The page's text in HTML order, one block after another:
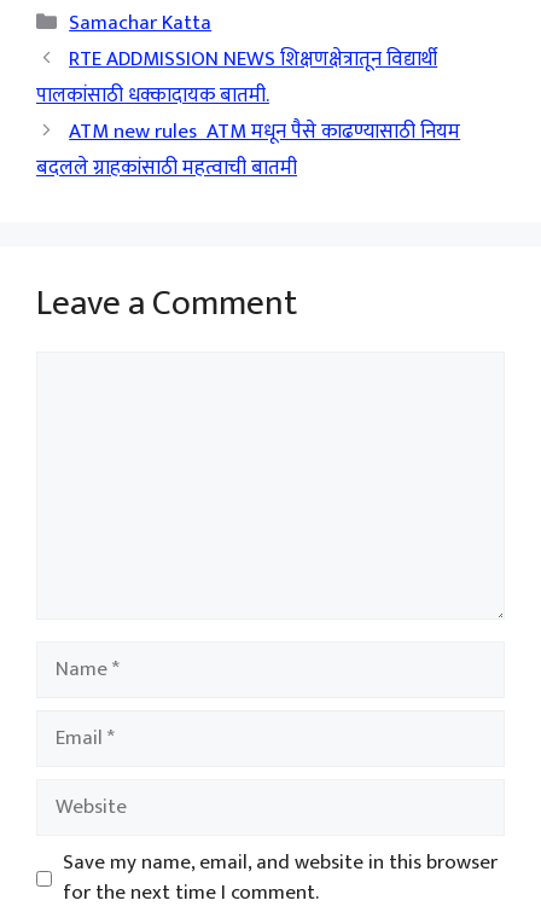
Categories
Samachar Katta
RTE ADDMISSION NEWS शिक्षणक्षेत्रातून विद्यार्थी
पालकांसाठी धक्कादायक बातमी.
ATM new rules ATM मधून पैसे काढण्यासाठी नियम
बदलले ग्राहकांसाठी महत्वाची बातमी
Leave a Comment
Name
Email
Website
Save my name, email, and website in this browser
for the next time I comment.